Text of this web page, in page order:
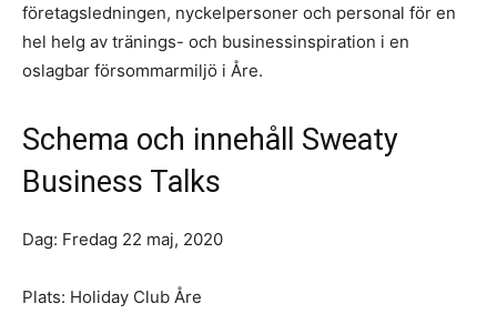
företagsledningen, nyckelpersoner och personal för en
hel helg av tränings- och businessinspiration i en
oslagbar försommarmiljö i Åre.
Schema och innehåll Sweaty
Business Talks
Dag: Fredag 22 maj, 2020
Plats: Holiday Club Åre